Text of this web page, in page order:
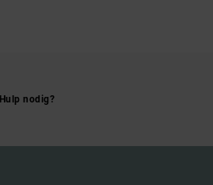
Hulp nodig?